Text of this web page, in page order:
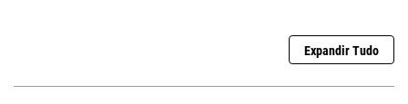
Expandir Tudo